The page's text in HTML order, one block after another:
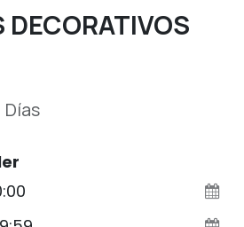
DECORATIVOS
Días